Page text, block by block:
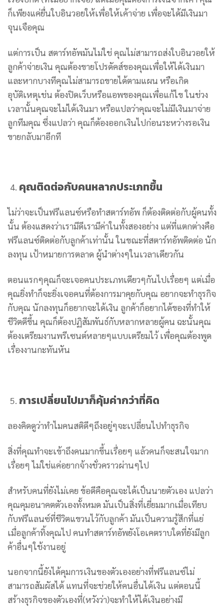
ก็เพียงแค่ยื่นใบอินวอยให้เพื่อให้เค้าจ่าย เพื่อจะได้มีเงินมา
จุนเจือคุณ
แต่การเป็น สตาร์ทอัพมันไม่ใช่ คุณไม่สามารถส่งใบอินวอยให้
ลูกค้าจ่ายเงิน คุณต้องขายโปรดัคส์ของคุณเพื่อให้ได้เงินมา
และหากบางทีคุณไม่สามารถขายได้ตามแผน หรือเกิด
อุบัติเหตุเช่น ต้องปิดเว็บหรือแอพของคุณเพื่อแก้ไข ในช่วง
เวลานั้นคุณจะไม่ได้เงินมา หรือแปลว่าคุณจะไม่มีเงินมาจ่าย
ลูกทีมคุณ ซึ่งแปลว่า คุณก็ต้องออกเงินไปก่อนระหว่างรอเงิน
ขายกลับมาอีกที
คุณติดต่อกับคนหลากประเภทขึ้น
ไม่ว่าจะเป็นฟรีแลนซ์หรือทำสตาร์ทอัพ ก็ต้องติดต่อกับผู้คนทั้ง
นั้น ต้องแสดงว่าเรามีดีเรามีค่าในทั้งสองอย่าง แต่ที่แตกต่างคือ
ฟรีแลนซ์ติดต่อกับลูกค้าเท่านั้น ในขณะที่สตาร์ทอัพติดต่อ นัก
ลงทุน เป้าหมายการตลาด ผู้นำต่างๆในเวลาเดียวกัน
ตอนแรกๆคุณก็จะเจอคนประเภทเดียวๆกันไปเรื่อยๆ แต่เมื่อ
คุณยิ่งทำก็จะยิ่งเจอคนที่ต้องการมาคุยกับคุณ อยากจะทำธุรกิจ
กับคุณ นักลงทุนก็อยากจะได้เงิน ลูกค้าก็อยากได้ของที่ทำให้
ชีวิตดีขึ้น คุณก็ต้องปฏิสัมพันธ์กับหลากหลายผู้คน ฉะนั้นคุณ
ต้องเตรียมงานพรีเซนต์หลายๆแบบเตรียมไว้ เพื่อคุณต้องพูด
เรื่องงานกะทันหัน
การเปลี่ยนไปมาก็คุ้มค่ากว่าที่คิด
ลองคิดดูว่าทำไมคนสติดีๆถึงอยู่ๆจะเปลี่ยนไปทำธุรกิจ
สิ่งที่คุณทำจะเข้าถึงคนมากขึ้นเรื่อยๆ แล้วคนก็จะสนใจมาก
เรื่อยๆ ไม่ใช่แค่อยากจ้างชั่วคราวผ่านๆไป
สำหรับคนที่ยังไม่เคย ข้อดีคือคุณจะได้เป็นนายตัวเอง แปลว่า
คุณคุมอนาคตตัวเองทั้งหมด มันเป็นสิ่งที่เยี่ยมมากเมื่อเทียบ
กับฟรีแลนซ์ที่ชีวิตแขวนไว้กับลูกค้า มันเป็นความรู้สึกที่แย่
เมื่อลูกค้าทิ้งคุณไป คนทำสตาร์ทอัพยังโอเคตราบใดที่ยังมีลูก
ค้าอื่นๆใช้งานอยู่
นอกจากนี้ยังได้คุมการเงินของตัวเองอย่างที่ฟรีแลนซ์ไม่
สามารถสัมผัสได้ แทนที่จะช่วยให้คนอื่นได้เงิน แต่ตอนนี้
สร้างธุรกิจของตัวเองที่(หวังว่า)จะทำให้ได้เงินอย่างมี